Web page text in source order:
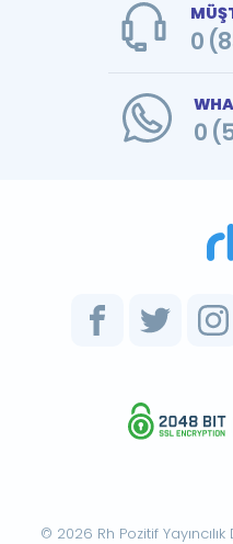
0
0
© 2026 Rh Pozitif